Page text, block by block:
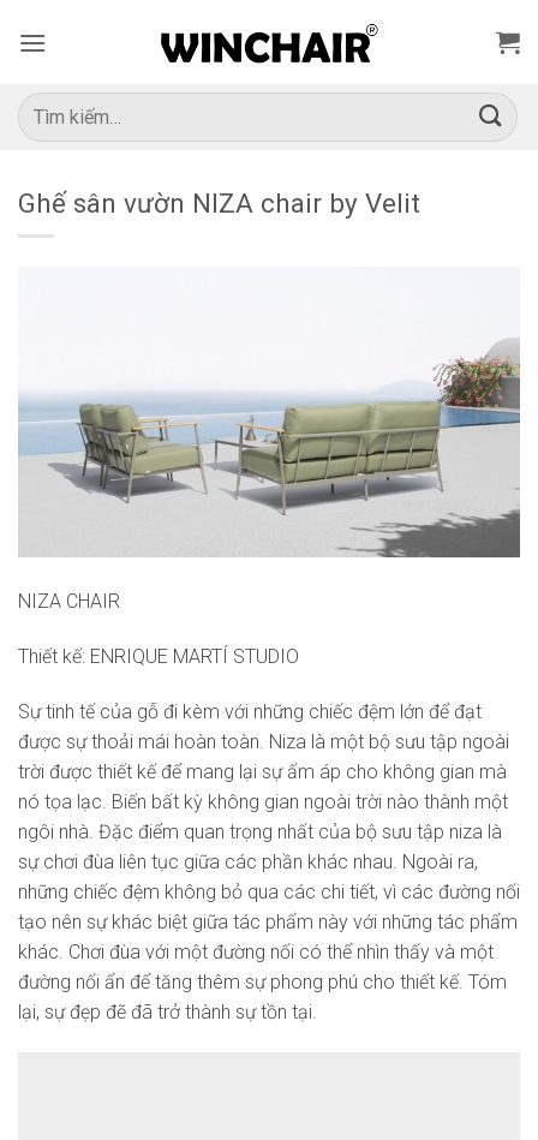
qua
dung
Tìm
kiếm:
Ghế sân vườn NIZA chair by Velit
NIZA CHAIR
Thiết kế: ENRIQUE MARTÍ STUDIO
Sự tinh tế của gỗ đi kèm với những chiếc đệm lớn để đạt
được sự thoải mái hoàn toàn. Niza là một bộ sưu tập ngoài
trời được thiết kế để mang lại sự ấm áp cho không gian mà
nó tọa lạc. Biến bất kỳ không gian ngoài trời nào thành một
ngôi nhà. Đặc điểm quan trọng nhất của bộ sưu tập niza là
sự chơi đùa liên tục giữa các phần khác nhau. Ngoài ra,
những chiếc đệm không bỏ qua các chi tiết, vì các đường nối
tạo nên sự khác biệt giữa tác phẩm này với những tác phẩm
khác. Chơi đùa với một đường nối có thể nhìn thấy và một
đường nối ẩn để tăng thêm sự phong phú cho thiết kế. Tóm
lại, sự đẹp đẽ đã trở thành sự tồn tại.